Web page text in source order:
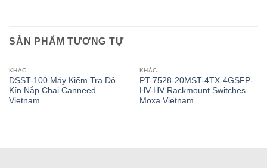
SẢN PHẨM TƯƠNG TỰ
KHÁC
DSST-100 Máy Kiểm Tra Độ
Kín Nắp Chai Canneed
Vietnam
KHÁC
PT-7528-20MST-4TX-4GSFP-
HV-HV Rackmount Switches
Moxa Vietnam